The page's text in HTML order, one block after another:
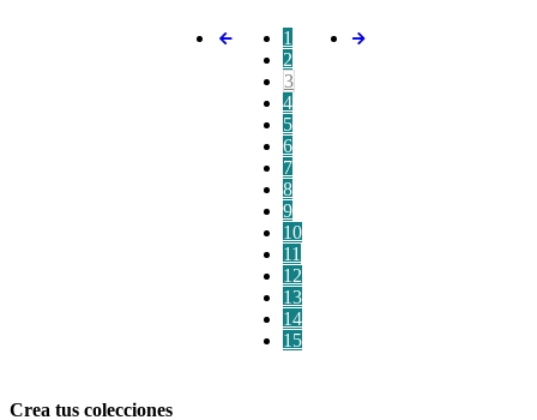
1
2
3
4
5
6
7
8
9
10
11
12
13
14
15
Crea tus colecciones